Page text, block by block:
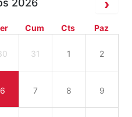
2026
Cum Cts Paz
31 1 2
6 7 8 9